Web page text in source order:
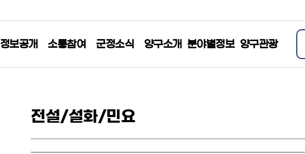
정보공개 소통참여 군정소식 양구소개 분야별정보 양구관광
전설/설화/민요